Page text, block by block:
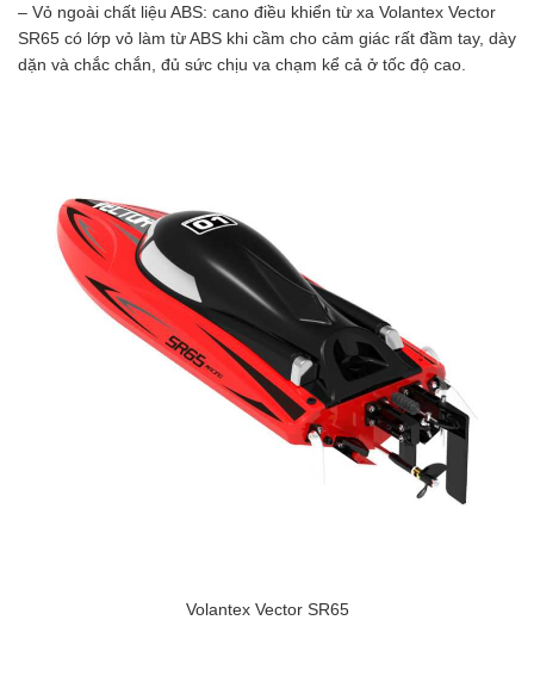
– Vỏ ngoài chất liệu ABS: cano điều khiển từ xa Volantex Vector
SR65 có lớp vỏ làm từ ABS khi cầm cho cảm giác rất đầm tay, dày
dặn và chắc chắn, đủ sức chịu va chạm kể cả ở tốc độ cao.
Volantex Vector SR65